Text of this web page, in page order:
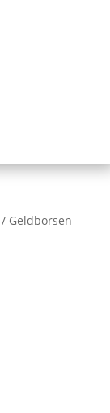
/ Geldbörsen